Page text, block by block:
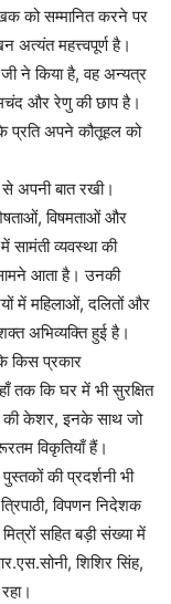
को सम्मानित करने पर
अत्यंत महत्त्वपूर्ण है।
ने किया है, वह अन्यत्र
और रेणु की छाप है।
प्रति अपने कौतूहल को
से अपनी बात रखी।
विषमताओं और
सामंती व्यवस्था की
आता है। उनकी
में महिलाओं, दलितों और
अभिव्यक्ति हुई है।
किस प्रकार
तक कि घर में भी सुरक्षित
की केशर, इनके साथ जो
विकृतियाँ हैं।
की प्रदर्शनी भी
विपणन निदेशक
सहित बड़ी संख्या में
शिशिर सिंह,